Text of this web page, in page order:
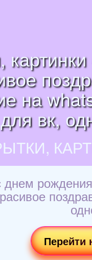
на
для вк,
Перейти